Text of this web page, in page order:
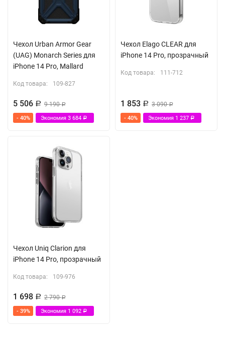
Чехол Urban Armor Gear
(UAG) Monarch Series для
iPhone 14 Pro, Mallard
Код товара: 109-827
5 506 Р 9 190Р
- 40% Экономия 3 684 Р
Чехол Elago CLEAR для
iPhone 14 Pro, прозрачный
Код товара: 111-712
1 853 Р 3 090Р
- 40% Экономия 1 237 Р
Чехол Uniq Clarion для
iPhone 14 Pro, прозрачный
Код товара: 109-976
1 698 Р 2 790Р
- 39% Экономия 1 092 Р